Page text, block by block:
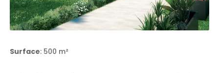
Surface: 500 m²